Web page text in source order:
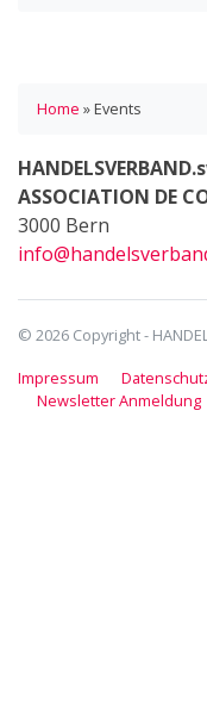
Home »Events
ASSOCIATION DE
3000 Bern
© 2026 Copyright -
Impressum
Newsletter Anmeldung